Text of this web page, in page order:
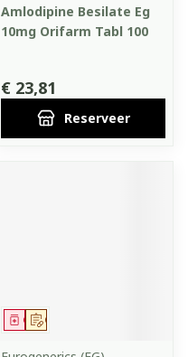
Amlodipine Besilate Eg
10mg Orifarm Tabl 100
€ 23,81
Reserveer
Op voorschrift
Geneesmiddel